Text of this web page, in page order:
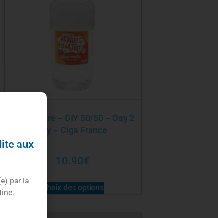
Base 1 litre – DIY 50/50 – Day 2
Diy – Ciga France
10.90€
Choix des options
aux
par la